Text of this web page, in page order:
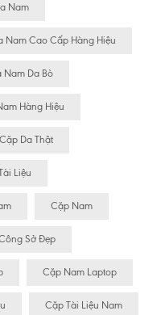
Nam
Nam Cao Cấp Hàng Hiệu
Nam Da Bò
Hàng Hiệu
Cặp Da Thật
Liệu
Cặp Nam
Sở Đẹp
Cặp Nam Laptop
Cặp Tài Liệu Nam